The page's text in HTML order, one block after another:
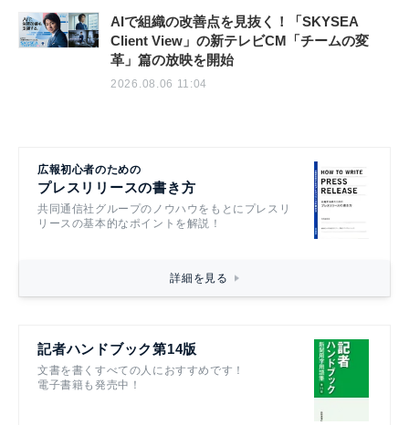
AIで組織の改善点を見抜く！「SKYSEA
Client View」の新テレビCM「チームの変
革」篇の放映を開始
2026.08.06 11:04
広報初心者のための
プレスリリースの書き方
共同通信社グループのノウハウをもとにプレスリ
リースの基本的なポイントを解説！
詳細を見る
記者ハンドブック第14版
文書を書くすべての人におすすめです！
電子書籍も発売中！